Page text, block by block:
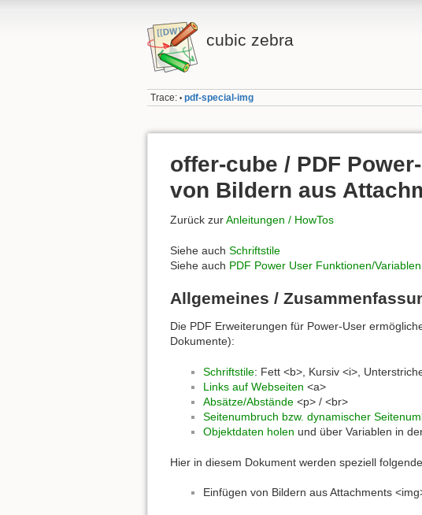
cubic zebra
Trace: • pdf-special-img
offer-cube / PDF
von Bildern aus
Zurück zurAnleitungen / HowTos
Siehe auch Schriftstile
Siehe auch PDF Power User Funktionen/Variablen
Allgemeines /
Die PDF Erweiterungen für Power-User
Dokumente):
Schriftstile: Fett <b>, Kursiv <i>,
Links auf Webseiten <a>
Absätze/Abstände <p> / <br>
Seitenumbruch bzw. dynamischer
Objektdaten holen und über Variablen in
Hier in diesem Dokument werden speziell
Einfügen von Bildern aus Attachments